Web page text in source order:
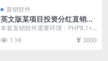
直销软件
英文版某项目投资分红直销软
件 直销系统 直销管理软件 直
本套直销软件需要环境：PHP8.1+
MYSQL，是一套英文版某项目投资
分红直销软...
1.1K 3000